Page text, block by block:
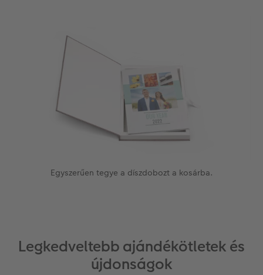
Egyszerűen tegye a díszdobozt a kosárba.
Legkedveltebb ajándékötletek és
újdonságok